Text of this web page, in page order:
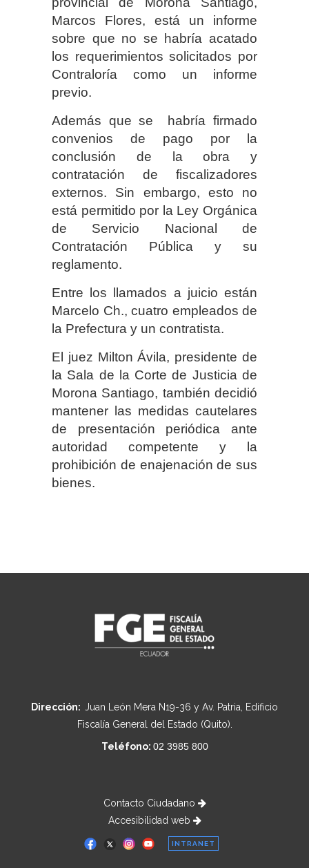
Marcos Flores, está un informe
sobre que no se habría acatado
los requerimientos solicitados por
Contraloría como un informe
previo.
Además que se habría firmado
convenios de pago por la
conclusión de la obra y
contratación de fiscalizadores
externos. Sin embargo, esto no
está permitido por la Ley Orgánica
de Servicio Nacional de
Contratación Pública y su
reglamento.
Entre los llamados a juicio están
Marcelo Ch., cuatro empleados de
la Prefectura y un contratista.
El juez Milton Ávila, presidente de
la Sala de la Corte de Justicia de
Morona Santiago, también decidió
mantener las medidas cautelares
de presentación periódica ante
autoridad competente y la
prohibición de enajenación de sus
bienes.
Dirección: Juan León Mera N19-36 y Av. Patria, Edificio
Fiscalía General del Estado (Quito).
Teléfono: 02 3985 800
Contacto Ciudadano
Accesibilidad web
INTRANET